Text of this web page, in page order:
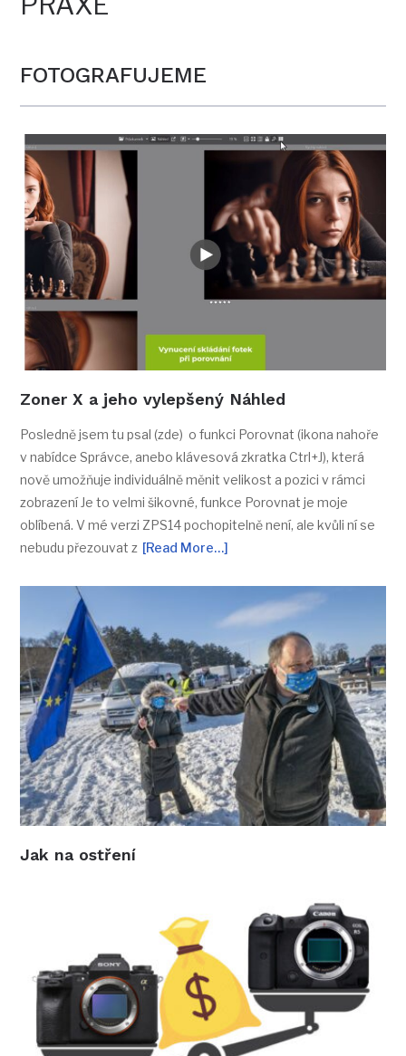
FOTOGRAFUJEME
Zoner X a jeho vylepšený Náhled
Posledně jsem tu psal (zde) o funkci Porovnat (ikona nahoře
v nabídce Správce, anebo klávesová zkratka Ctrl+J), která
nově umožňuje individuálně měnit velikost a pozici v rámci
zobrazení Je to velmi šikovné, funkce Porovnat je moje
oblíbená. V mé verzi ZPS14 pochopitelně není, ale kvůli ní se
nebudu přezouvat z [Read More…]
Jak na ostření